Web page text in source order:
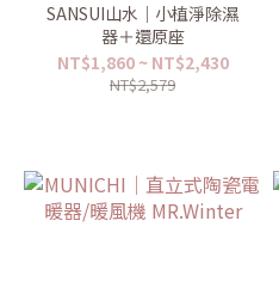
SANSUI山水｜小植淨除濕
器＋還原座
NT$1,860 ~ NT$2,430
NT$2,579